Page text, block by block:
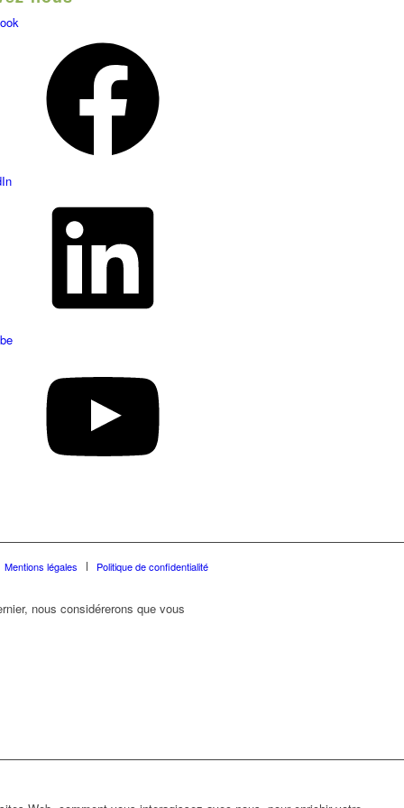
Mentions légales Politique de confidentialité
nous considérerons que vous